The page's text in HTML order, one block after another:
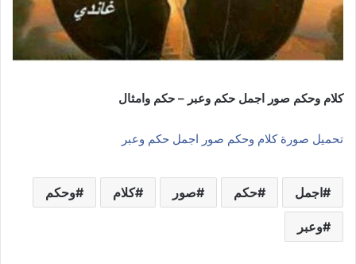
كلام وحكم صور اجمل حكم وعبر – حكم وامثال
تحميل صورة كلام وحكم صور اجمل حكم وعبر
اجمل حكم صور كلام وحكم
وعبر